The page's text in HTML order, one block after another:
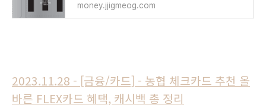
money.jjigmeog.com
2023.11.28 - [금융/카드] - 농협 체크카드 추천 올
바른 FLEX카드 혜택, 캐시백 총 정리